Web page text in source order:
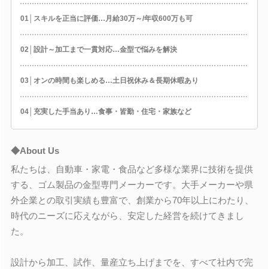
01│スキルを正当に評価…月給30万～/年収600万も可
02│設計～加工まで一貫対応…金型で悩みを解決
03│オンの時間も楽しめる…土日祝休み＆長期休暇あり
04│充実した手当あり…食事・皆勤・住宅・家族など
◆About Us
私たちは、自動車・家電・食品など多様な業界に技術を提供
する、ゴム製品の金型専門メーカーです。大手メーカーや県
外企業との取引実績も豊富で、創業から70年以上にわたり、
時代のニーズに応えながら、安定した経営を続けてきまし
た。
設計から加工、試作、量産立ち上げまでを、すべて社内で完